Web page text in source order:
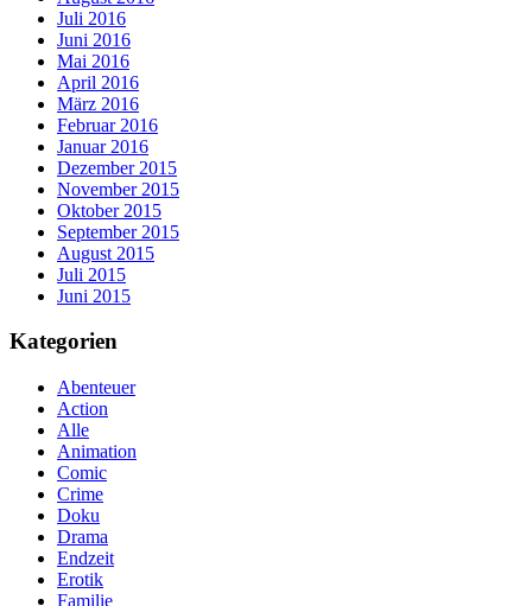
Juli 2016
Juni 2016
Mai 2016
April 2016
März 2016
Februar 2016
Januar 2016
Dezember 2015
November 2015
Oktober 2015
September 2015
August 2015
Juli 2015
Juni 2015
Kategorien
Abenteuer
Action
Alle
Animation
Comic
Crime
Doku
Drama
Endzeit
Erotik
Familie